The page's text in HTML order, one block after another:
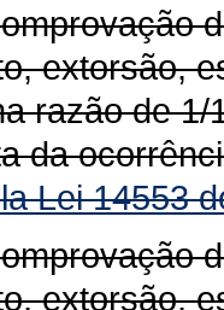
extorsão,
razão de
da
Lei 14553
extorsão,